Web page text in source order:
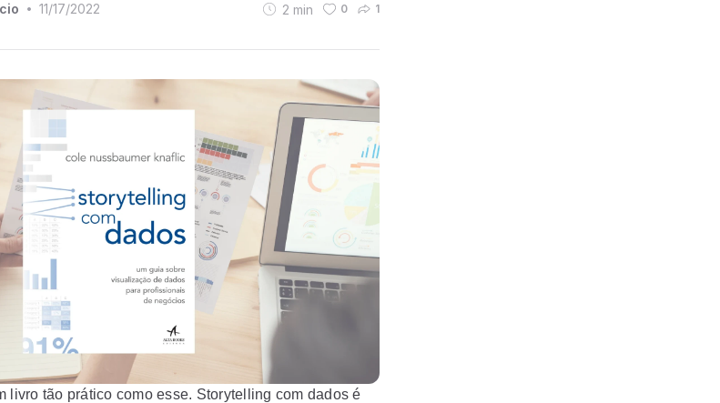
• 11/17/2022 2 min 0 1
livro tão prático como esse. Storytelling com dados é